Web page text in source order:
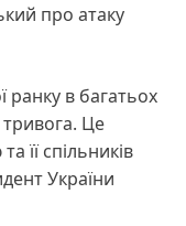
про атаку
ранку в багатьох
тривога. Це
її спільників
України